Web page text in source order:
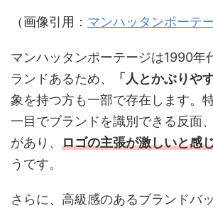
（画像引用： マンハッタンポーテ
マンハッタンポーテージは1990年
ランドあるため、
「人とかぶりや
象を持つ方も一部で存在します。
一目でブランドを識別できる反面
があり、 ロゴの主張が激しいと感
うです。
さらに、高級感のあるブランドバ